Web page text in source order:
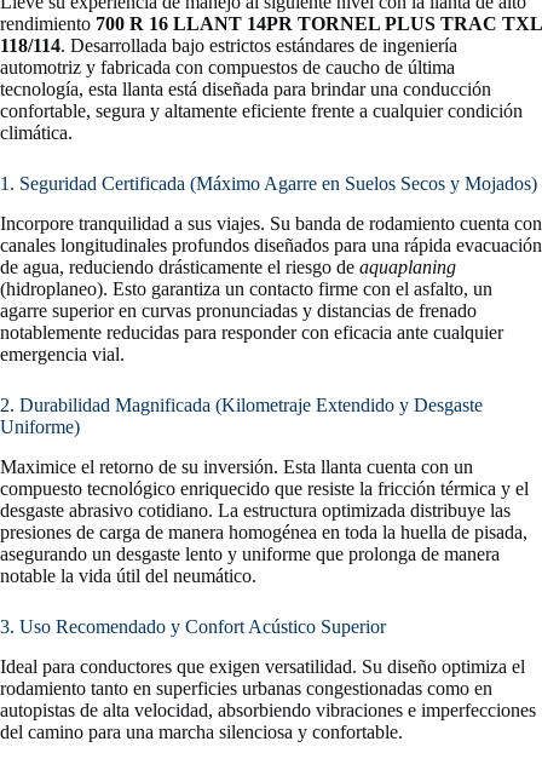
rendimiento 700 R 16 LLANT 14PR TORNEL PLUS TRAC TXL
118/114. Desarrollada bajo estrictos estándares de ingeniería
automotriz y fabricada con compuestos de caucho de última
tecnología, esta llanta está diseñada para brindar una conducción
confortable, segura y altamente eficiente frente a cualquier condición
climática.
1. Seguridad Certificada (Máximo Agarre en Suelos Secos y Mojados)
Incorpore tranquilidad a sus viajes. Su banda de rodamiento cuenta con
canales longitudinales profundos diseñados para una rápida evacuación
de agua, reduciendo drásticamente el riesgo de aquaplaning
(hidroplaneo). Esto garantiza un contacto firme con el asfalto, un
agarre superior en curvas pronunciadas y distancias de frenado
notablemente reducidas para responder con eficacia ante cualquier
emergencia vial.
2. Durabilidad Magnificada (Kilometraje Extendido y Desgaste
Uniforme)
Maximice el retorno de su inversión. Esta llanta cuenta con un
compuesto tecnológico enriquecido que resiste la fricción térmica y el
desgaste abrasivo cotidiano. La estructura optimizada distribuye las
presiones de carga de manera homogénea en toda la huella de pisada,
asegurando un desgaste lento y uniforme que prolonga de manera
notable la vida útil del neumático.
3. Uso Recomendado y Confort Acústico Superior
Ideal para conductores que exigen versatilidad. Su diseño optimiza el
rodamiento tanto en superficies urbanas congestionadas como en
autopistas de alta velocidad, absorbiendo vibraciones e imperfecciones
del camino para una marcha silenciosa y confortable.